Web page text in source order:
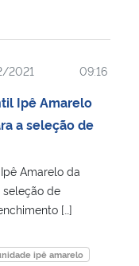
2021 09:16
Ipê Amarelo
a seleção de
Amarelo da
seleção de
[…]
ipê amarelo